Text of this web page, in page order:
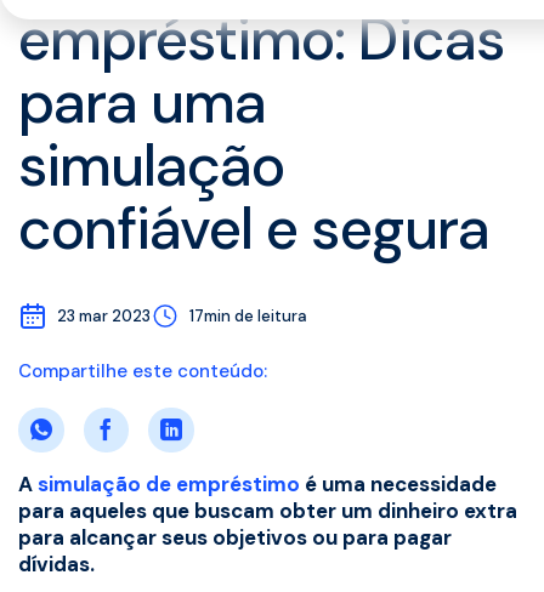
empréstimo: Dicas
para uma
simulação
confiável e segura
23 mar 2023 17min de leitura
Asimulação de empréstimo é uma necessidade
para aqueles que buscam obter um dinheiro extra
para alcançar seus objetivos ou para pagar
dívidas.
Compartilhe este conteúdo: